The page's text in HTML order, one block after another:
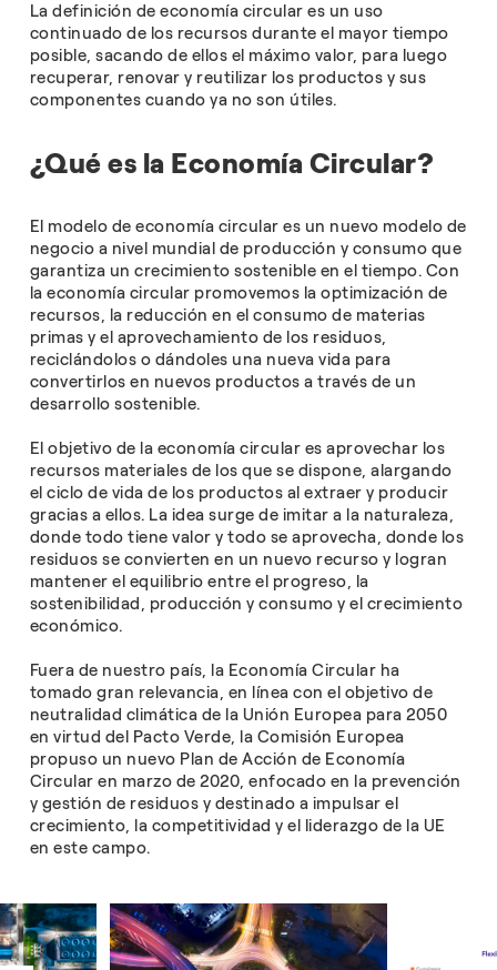
La definición de economía circular es un uso
continuado de los recursos durante el mayor tiempo
posible, sacando de ellos el máximo valor, para luego
recuperar, renovar y reutilizar los productos y sus
componentes cuando ya no son útiles.
¿Qué es la Economía Circular?
El modelo de economía circular es un nuevo modelo de
negocio a nivel mundial de producción y consumo que
garantiza un crecimiento sostenible en el tiempo. Con
la economía circular promovemos la optimización de
recursos, la reducción en el consumo de materias
primas y el aprovechamiento de los residuos,
reciclándolos o dándoles una nueva vida para
convertirlos en nuevos productos a través de un
desarrollo sostenible.
El objetivo de la economía circular es aprovechar los
recursos materiales de los que se dispone, alargando
el ciclo de vida de los productos al extraer y producir
gracias a ellos. La idea surge de imitar a la naturaleza,
donde todo tiene valor y todo se aprovecha, donde los
residuos se convierten en un nuevo recurso y logran
mantener el equilibrio entre el progreso, la
sostenibilidad, producción y consumo y el crecimiento
económico.
Fuera de nuestro país, la Economía Circular ha
tomado gran relevancia, en línea con el objetivo de
neutralidad climática de la Unión Europea para 2050
en virtud del Pacto Verde, la Comisión Europea
propuso un nuevo Plan de Acción de Economía
Circular en marzo de 2020, enfocado en la prevención
y gestión de residuos y destinado a impulsar el
crecimiento, la competitividad y el liderazgo de la UE
en este campo.